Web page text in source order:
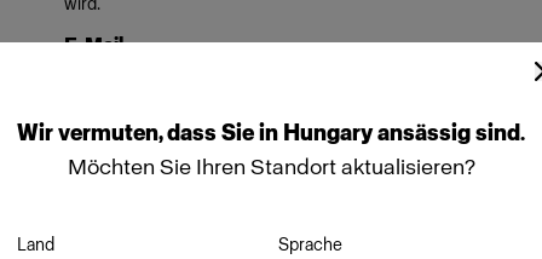
Wirvermuten,dass Siein Hungaryansässigsind.
Möchten Sie Ihren Standort aktualisieren?
Land Sprache
wird.
E-Mail
Kennwort